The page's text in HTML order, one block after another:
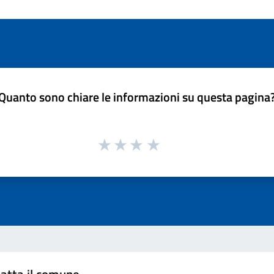
sono chiare le informazioni su questa